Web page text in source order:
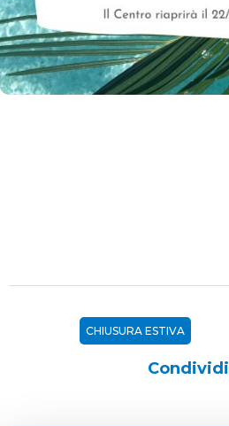
CHIUSURA ESTIVA
Condividi